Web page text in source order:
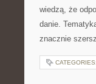
wiedzą, że
danie.
znacznie
CATEGORIES: